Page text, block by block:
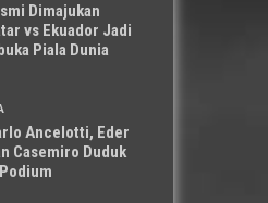
Dimajukan
vs Ekuador Jadi
Piala Dunia
Ancelotti, Eder
Casemiro Duduk